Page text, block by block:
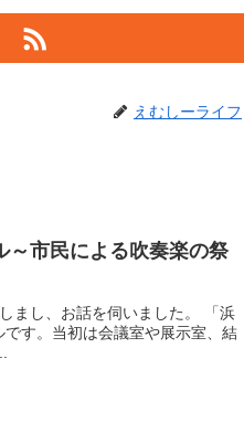
えむしーライフ
～市民による吹奏楽の祭
まし、お話を伺いました。 「浜
す。当初は会議室や展示室、結